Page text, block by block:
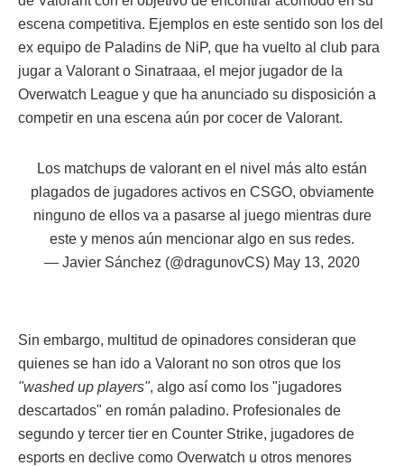
escena competitiva. Ejemplos en este sentido son los del
ex equipo de Paladins de NiP, que ha vuelto al club para
jugar a Valorant o Sinatraaa, el mejor jugador de la
Overwatch League y que ha anunciado su disposición a
competir en una escena aún por cocer de Valorant.
Los matchups de valorant en el nivel más alto están
plagados de jugadores activos en CSGO, obviamente
ninguno de ellos va a pasarse al juego mientras dure
este y menos aún mencionar algo en sus redes.
— Javier Sánchez (@dragunovCS) May 13, 2020
Sin embargo, multitud de opinadores consideran que
quienes se han ido a Valorant no son otros que los
"washed up players", algo así como los "jugadores
descartados" en román paladino. Profesionales de
segundo y tercer tier en Counter Strike, jugadores de
esports en declive como Overwatch u otros menores